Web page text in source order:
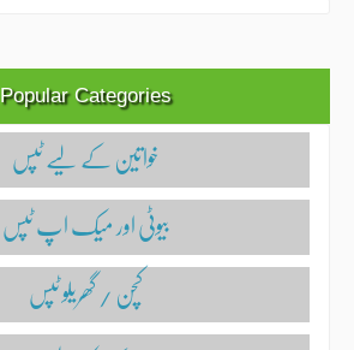
Popular Categories
خواتین کے لیے ٹپس
بیوٹی اور میک اپ ٹپس
کچن / گھریلو ٹپس